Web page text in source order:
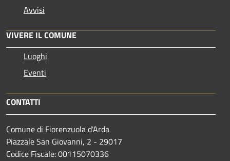
Avvisi
VIVERE IL COMUNE
Luoghi
Eventi
CONTATTI
Comune di Fiorenzuola d'Arda
Piazzale San Giovanni, 2 - 29017
Codice Fiscale: 00115070336